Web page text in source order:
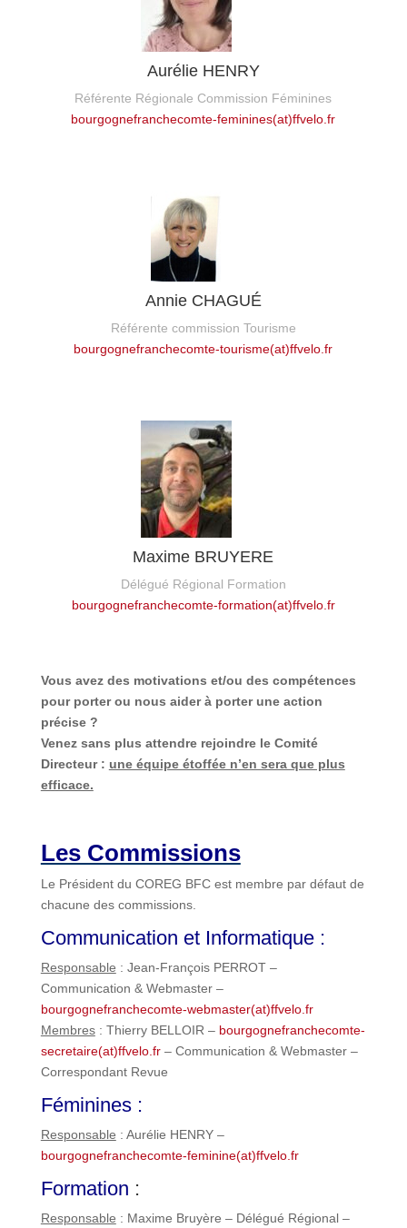
Aurélie HENRY
Référente Régionale Commission Féminines
bourgognefranchecomte-feminines(at)ffvelo.fr
Annie CHAGUÉ
Référente commission Tourisme
bourgognefranchecomte-tourisme(at)ffvelo.fr
Maxime BRUYERE
Délégué Régional Formation
bourgognefranchecomte-formation(at)ffvelo.fr
Vous avez des motivations et/ou des compétences
pour porter ou nous aider à porter une action
précise ?
Venez sans plus attendre rejoindre le Comité
Directeur : une équipe étoffée n’en sera que plus
efficace.
Les Commissions
Le Président du COREG BFC est membre par défaut de
chacune des commissions.
Communication et Informatique :
Responsable : Jean-François PERROT –
Communication & Webmaster –
bourgognefranchecomte-webmaster(at)ffvelo.fr
Membres: Thierry BELLOIR – bourgognefranchecomte-
secretaire(at)ffvelo.fr– Communication & Webmaster –
Correspondant Revue
Féminines :
Responsable : Aurélie HENRY –
bourgognefranchecomte-feminine(at)ffvelo.fr
Formation :
Responsable : Maxime Bruyère – Délégué Régional –